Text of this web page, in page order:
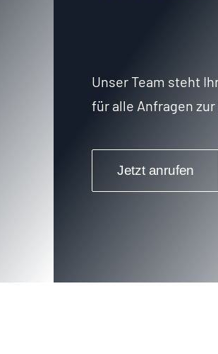
Unser Team steht
für alle Anfragen
Jetzt anrufen